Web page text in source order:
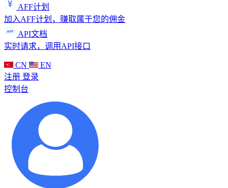
AFF计划
加入AFF计划，赚取属于您的佣金
API文档
实时请求，调用API接口
CN
EN
注册 登录
控制台